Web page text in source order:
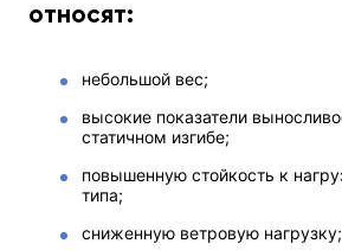
относят:
небольшой вес;
высокие показатели
статичном изгибе;
повышенную стойкость к
типа;
сниженную ветровую нагрузку;